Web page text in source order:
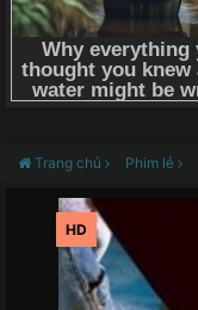
Trang chủ Phim lẻ
HD